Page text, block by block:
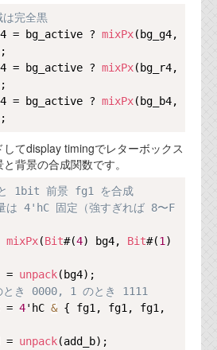
完全黒
= bg_active ? mixPx(bg_g4,
;
= bg_active ? mixPx(bg_r4,
;
= bg_active ? mixPx(bg_b4,
てdisplay timingでレターボックス
背景の合成関数です。
1bit 前景 fg1 を合成
は 4'hC 固定（強すぎれば 8〜F
mixPx(Bit#(4) bg4, Bit#(1 )
= unpack(bg4);
き 0000, 1 のとき 1111
= 4'hC & { fg1, fg1, fg1,
= unpack(add_b);